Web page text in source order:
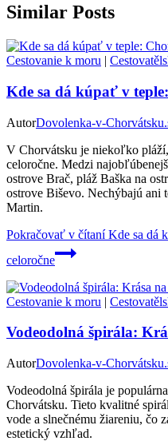
Similar Posts
Cestovanie k moru |
Kde sa dá kúpať v
AutorDovolenka-v-
V Chorvátsku je niekoľko
celoročne. Medzi
ostrove Brač, pláž Baška na
ostrove Biševo. Nechýbajú ani
Martin.
Pokračovať v čítaníKde sa dá
celoročne
Cestovanie k moru |
Vodeodolná špirála:
AutorDovolenka-v-
Vodeodolná špirála je
Chorvátsku. Tieto kvalitné
vode a slnečnému žiareniu, čo
estetický vzhľad.